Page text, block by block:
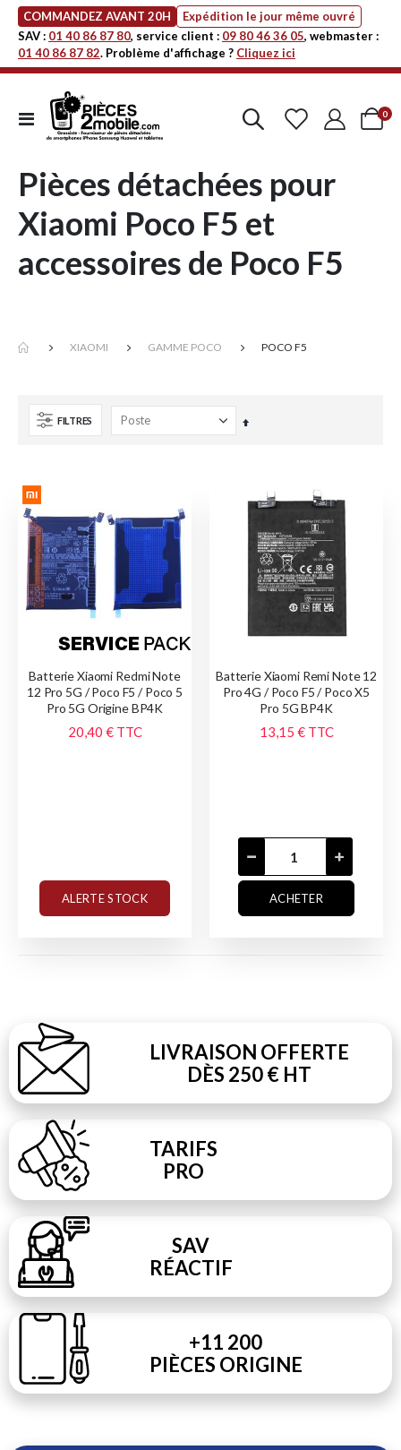
COMMANDEZ AVANT 20H
Expédition le jour même ouvré
SAV : 01 40 86 87 80, service client : 09 80 46 36 05, webmaster :
01 40 86 87 82. Problème d'affichage ? Cliquez ici
Affichage
navigation
Cart
0
Pièces détachées pour
Xiaomi Poco F5 et
accessoires de Poco F5
XIAOMI GAMME POCO POCO F5
FILTRES
Par
Batterie Xiaomi Redmi Note
12 Pro 5G / Poco F5 / Poco 5
Pro 5G Origine BP4K
20,40 € TTC
ALERTE STOCK
Batterie Xiaomi Remi Note 12
Pro 4G / Poco F5 / Poco X5
Pro 5G BP4K
13,15 € TTC
ACHETER
LIVRAISON OFFERTE
DÈS 250 € HT
TARIFS
PRO
SAV
RÉACTIF
+11 200
PIÈCES ORIGINE